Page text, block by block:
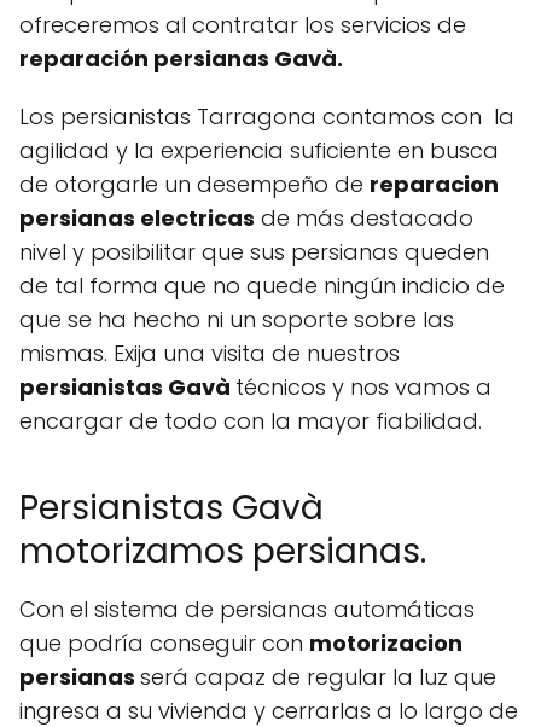
ofreceremos al contratar los servicios de
reparación persianas Gavà.
Los persianistas Tarragona contamos con la
agilidad y la experiencia suficiente en busca
de otorgarle un desempeño de reparacion
persianas electricas de más destacado
nivel y posibilitar que sus persianas queden
de tal forma que no quede ningún indicio de
que se ha hecho ni un soporte sobre las
mismas. Exija una visita de nuestros
persianistas Gavà técnicos y nos vamos a
encargar de todo con la mayor fiabilidad.
Persianistas Gavà
motorizamos persianas.
Con el sistema de persianas automáticas
que podría conseguir con motorizacion
persianas será capaz de regular la luz que
ingresa a su vivienda y cerrarlas a lo largo de